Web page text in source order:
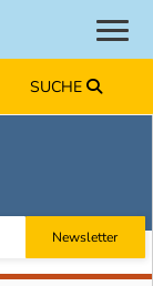
SUCHE
Newsletter